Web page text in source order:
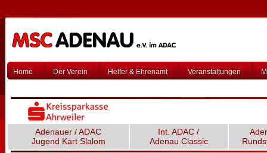
Home Der Verein Helfer & Ehrenamt Veranstaltungen
Adenauer / ADAC
Jugend Kart Slalom
Int. ADAC /
Adenau Classic